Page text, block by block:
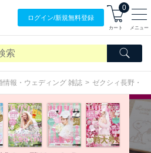
ログイン/新規無料登録
0
カート メニュー
情報・ウェディング 雑誌 ゼクシィ長野・山